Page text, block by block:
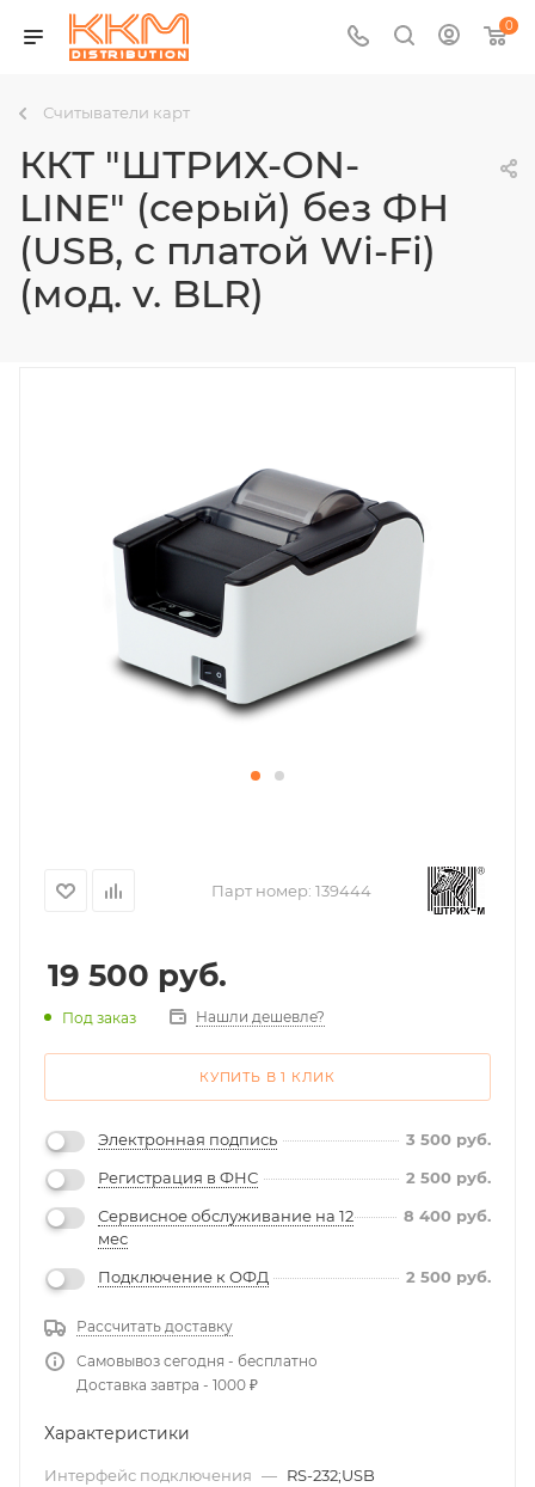
0
Считыватели карт
ККТ "ШТРИХ-ON-
LINE" (серый) без ФН
(USB, с платой Wi-Fi)
(мод. v. BLR)
Парт номер: 139444
19 500 руб.
Под заказ Нашли дешевле?
КУПИТЬ В 1 КЛИК
Электронная подпись 3 500 руб.
Регистрация в ФНС
2 500 руб.
Сервисное обслуживание на 12
мес
8 400 руб.
Подключение к ОФД 2 500 руб.
Рассчитать доставку
Самовывоз сегодня - бесплатно
Доставка завтра - 1000 ₽
Характеристики
Интерфейс подключения — RS-232;USB